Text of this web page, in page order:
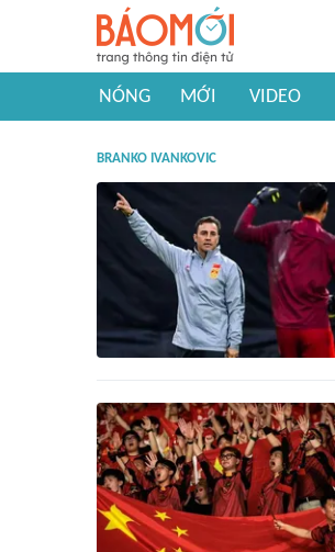
NÓNG MỚI VIDEO
BRANKO IVANKOVIC